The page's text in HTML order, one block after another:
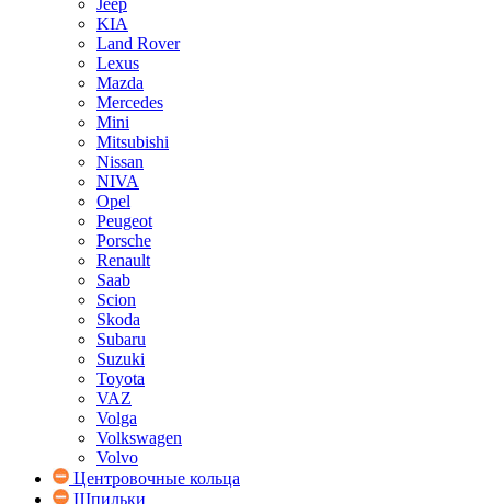
Jeep
KIA
Land Rover
Lexus
Mazda
Mercedes
Mini
Mitsubishi
Nissan
NIVA
Opel
Peugeot
Porsche
Renault
Saab
Scion
Skoda
Subaru
Suzuki
Toyota
VAZ
Volga
Volkswagen
Volvo
Центровочные кольца
Шпильки